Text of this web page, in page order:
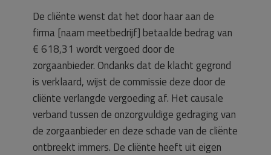
De cliënte wenst dat het door haar aan de
firma [naam meetbedrijf] betaalde bedrag van
€ 618,31 wordt vergoed door de
zorgaanbieder. Ondanks dat de klacht gegrond
is verklaard, wijst de commissie deze door de
cliënte verlangde vergoeding af. Het causale
verband tussen de onzorgvuldige gedraging van
de zorgaanbieder en deze schade van de cliënte
ontbreekt immers. De cliënte heeft uit eigen